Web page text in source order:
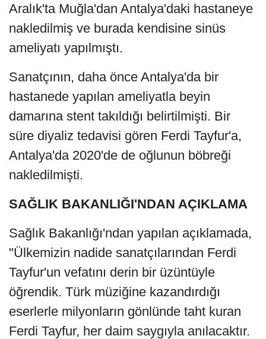
Aralık'ta Muğla'dan Antalya'daki hastaneye
nakledilmiş ve burada kendisine sinüs
ameliyatı yapılmıştı.
Sanatçının, daha önce Antalya'da bir
hastanede yapılan ameliyatla beyin
damarına stent takıldığı belirtilmişti. Bir
süre diyaliz tedavisi gören Ferdi Tayfur'a,
Antalya'da 2020'de de oğlunun böbreği
nakledilmişti.
SAĞLIK BAKANLIĞI'NDAN AÇIKLAMA
Sağlık Bakanlığı'ndan yapılan açıklamada,
"Ülkemizin nadide sanatçılarından Ferdi
Tayfur'un vefatını derin bir üzüntüyle
öğrendik. Türk müziğine kazandırdığı
eserlerle milyonların gönlünde taht kuran
Ferdi Tayfur, her daim saygıyla anılacaktır.